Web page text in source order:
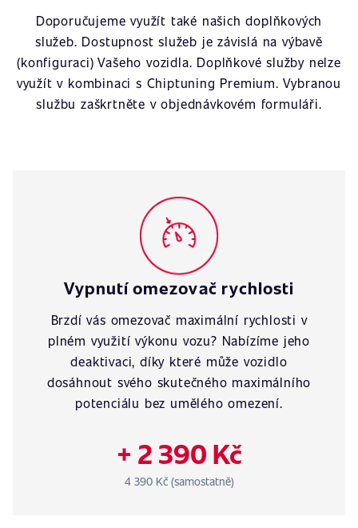
Doporučujeme využít také našich doplňkových
služeb. Dostupnost služeb je závislá na výbavě
(konfiguraci) Vašeho vozidla. Doplňkové služby nelze
využít v kombinaci s Chiptuning Premium. Vybranou
službu zaškrtněte v objednávkovém formuláři.
Vypnutí omezovač rychlosti
Brzdí vás omezovač maximální rychlosti v
plném využití výkonu vozu? Nabízíme jeho
deaktivaci, díky které může vozidlo
dosáhnout svého skutečného maximálního
potenciálu bez umělého omezení.
+ 2 390 Kč
4 390 Kč (samostatně)